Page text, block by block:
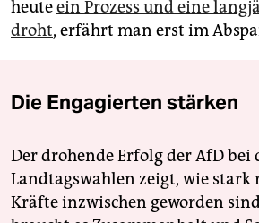
heuteein Prozess und eine
droht, erfährt man erst im
Die Engagierten stärken
Der drohende Erfolg der AfD bei
Landtagswahlen zeigt, wie stark
Kräfte inzwischen geworden